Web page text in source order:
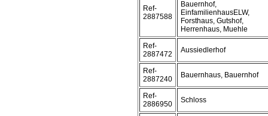
Ref-
2887588
Bauernhof,
EinfamilienhausELW,
Forsthaus, Gutshof,
Herrenhaus, Muehle
Ref-
2887472
Aussiedlerhof
Ref-
2887240
Bauernhaus, Bauernhof
Ref-
2886950
Schloss